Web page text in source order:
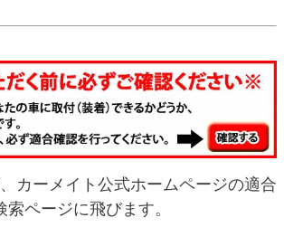
、カーメイト公式ホームページの適合
索ページに飛びます。